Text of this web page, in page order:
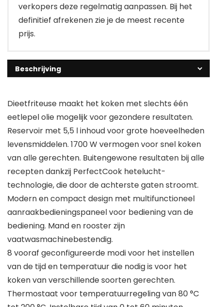
verkopers deze regelmatig aanpassen. Bij het
definitief afrekenen zie je de meest recente
prijs.
Beschrijving
Dieetfriteuse maakt het koken met slechts één
eetlepel olie mogelijk voor gezondere resultaten.
Reservoir met 5,5 l inhoud voor grote hoeveelheden
levensmiddelen. 1700 W vermogen voor snel koken
van alle gerechten. Buitengewone resultaten bij alle
recepten dankzij PerfectCook hetelucht-
technologie, die door de achterste gaten stroomt.
Modern en compact design met multifunctioneel
aanraakbedieningspaneel voor bediening van de
bediening. Mand en rooster zijn
vaatwasmachinebestendig.
8 vooraf geconfigureerde modi voor het instellen
van de tijd en temperatuur die nodig is voor het
koken van verschillende soorten gerechten.
Thermostaat voor temperatuurregeling van 80 °C